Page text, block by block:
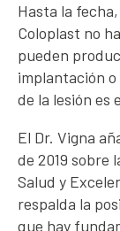
Hasta la
Coloplast no
pueden
implantación o
de la lesión es
El Dr. Vigna
de 2019 sobre
Salud y
respalda la
que hay